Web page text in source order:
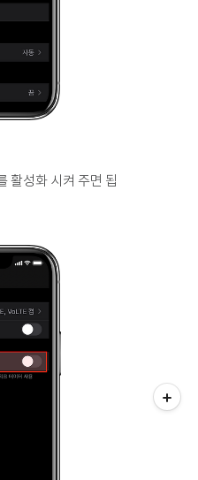
활성화 시켜 주면 됩
티스토리툴바